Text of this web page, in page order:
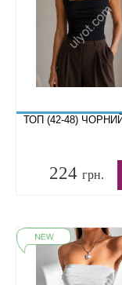
ТОП (42-48)
224 грн.